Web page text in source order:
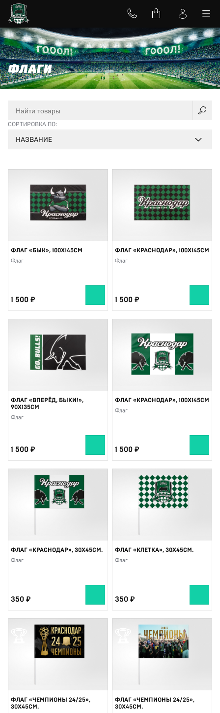
ФЛАГИ
СОРТИРОВКА ПО:
НАЗВАНИЕ
ФЛАГ «БЫК», 100X145СМ
Флаг
1 500
ФЛАГ «КРАСНОДАР», 100X145СМ
Флаг
1 500
ФЛАГ «ВПЕРЁД, БЫКИ!»,
90X135СМ
Флаг
1 500
ФЛАГ «КРАСНОДАР», 100X145СМ
Флаг
1 500
ФЛАГ «КРАСНОДАР», 30X45СМ.
Флаг
350
ФЛАГ «КЛЕТКА», 30X45СМ.
Флаг
350
ФЛАГ «ЧЕМПИОНЫ 24/25»,
30X45СМ.
ФЛАГ «ЧЕМПИОНЫ 24/25»,
30X45СМ.